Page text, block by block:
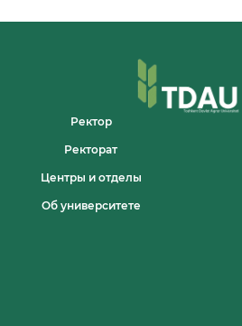
AMALIY
Ректор
Ректорат
Центры и отделы
Об университете